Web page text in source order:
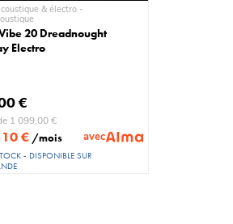
& électro -
20 Dreadnought
Electro
€
1 099,00 €
€ /mois avec
- DISPONIBLE SUR